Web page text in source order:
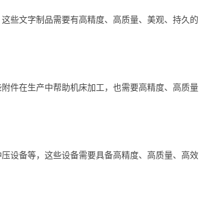
些文字制品需要有高精度、高质量、美观、持久的
件在生产中帮助机床加工，也需要高精度、高质量
设备等，这些设备需要具备高精度、高质量、高效